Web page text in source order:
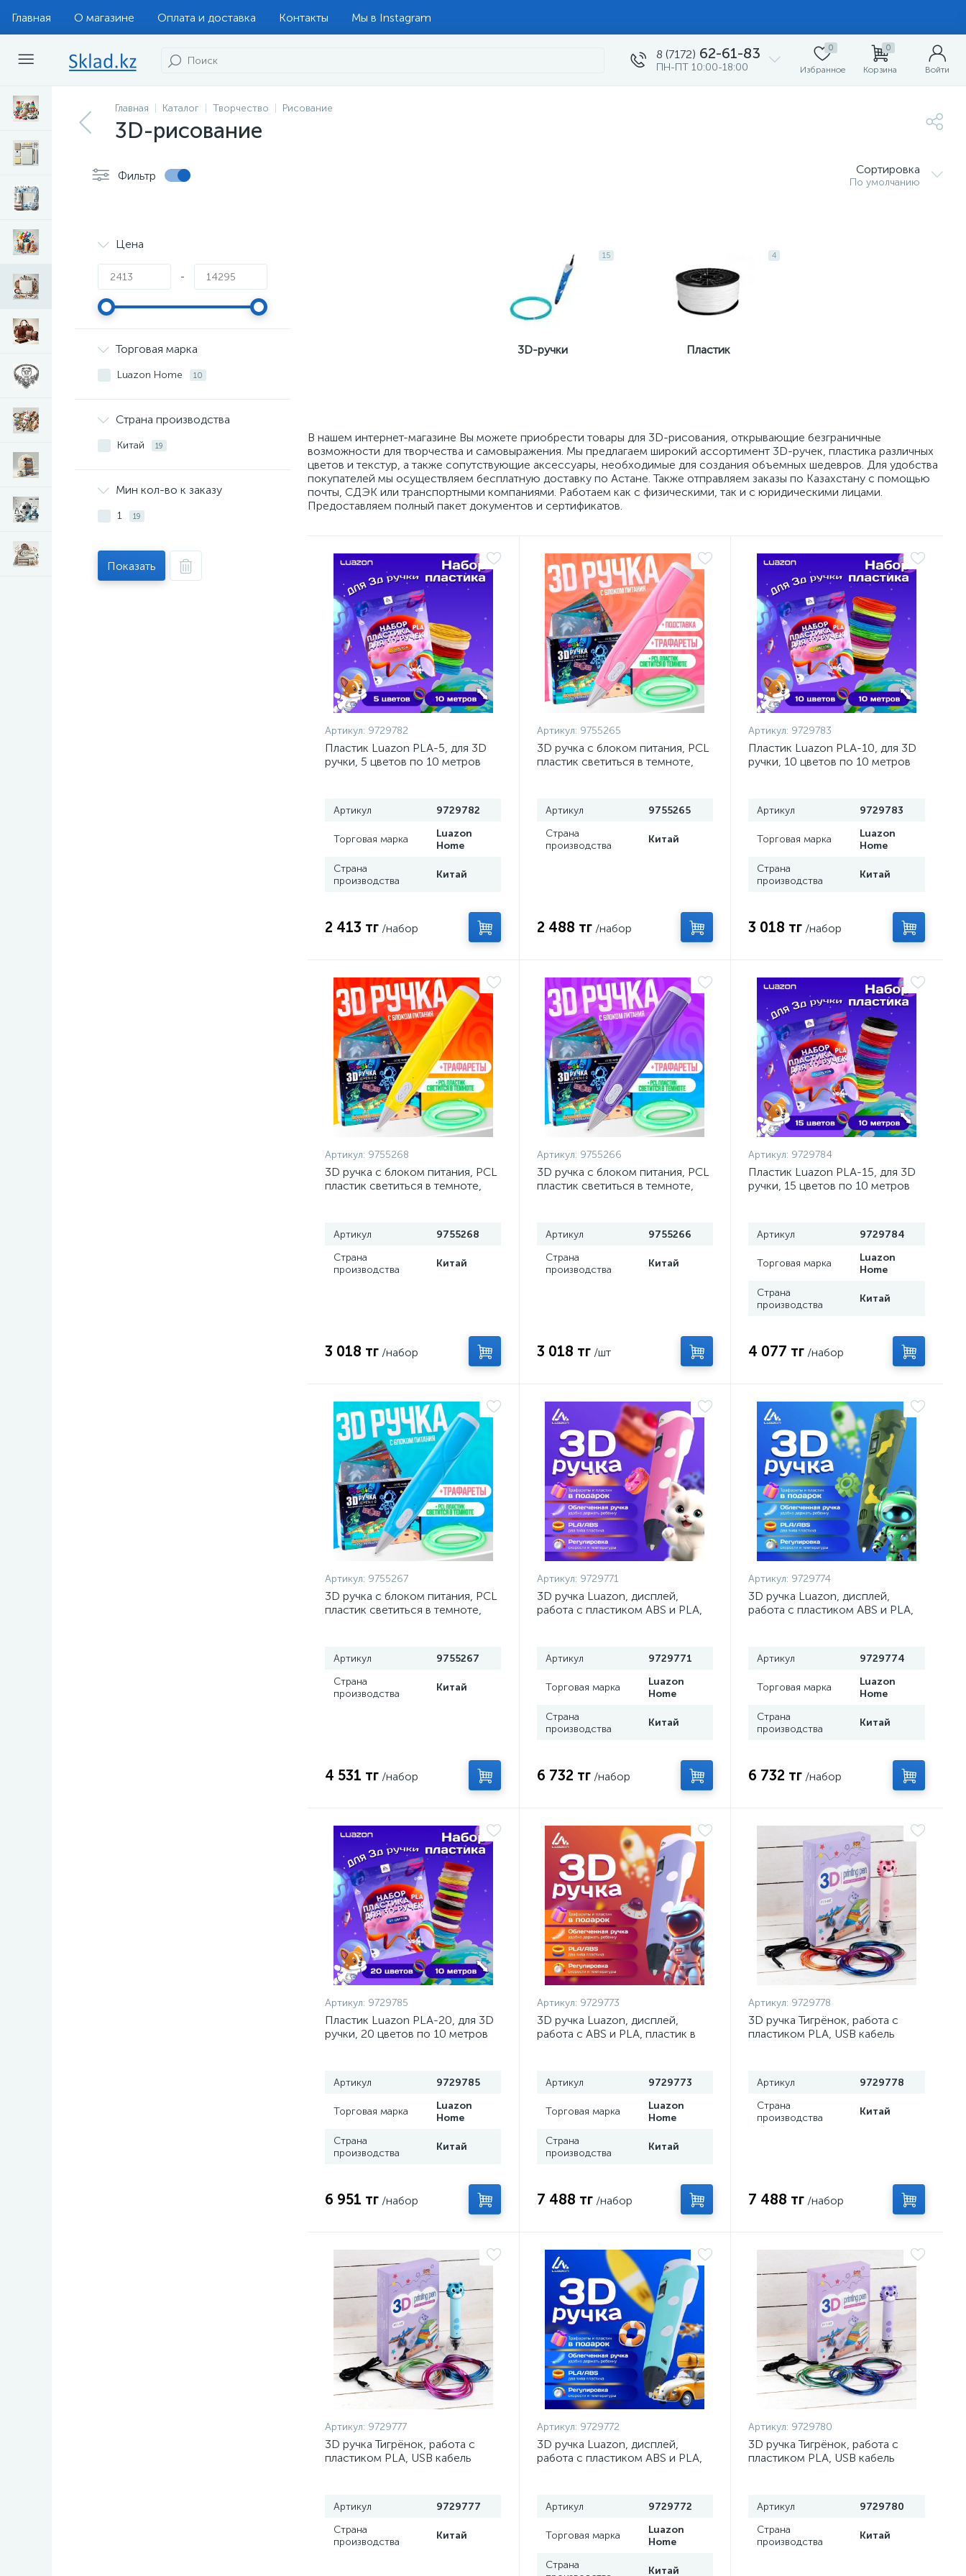
Главная О магазине Оплата и доставка Контакты Мы в Instagram
8 (7172) 62-61-83
ПН-ПТ 10:00-18:00
0
Избранное
0
Корзина Войти
Главная Каталог Творчество Рисование
3D-рисование
Фильтр Сортировка
По умолчанию
Цена
-
Торговая марка
Luazon Home 10
Страна производства
Китай 19
Мин кол-во к заказу
1 19
Показать
15
3D-ручки
4
Пластик
В нашем интернет-магазине Вы можете приобрести товары для 3D-рисования, открывающие безграничные
возможности для творчества и самовыражения. Мы предлагаем широкий ассортимент 3D-ручек, пластика различных
цветов и текстур, а также сопутствующие аксессуары, необходимые для создания объемных шедевров. Для удобства
покупателей мы осуществляем бесплатную доставку по Астане. Также отправляем заказы по Казахстану с помощью
почты, СДЭК или транспортными компаниями. Работаем как с физическими, так и с юридическими лицами.
Предоставляем полный пакет документов и сертификатов.
Артикул: 9729782
Пластик Luazon PLA-5, для 3D
ручки, 5 цветов по 10 метров
Артикул 9729782
Торговая марка
Luazon
Home
Страна
производства
Китай
2 413 тг /набор
Артикул: 9755265
3D ручка с блоком питания, PCL
пластик светиться в темноте,
Артикул
9755265
Страна
производства
Китай
2 488 тг /набор
Артикул: 9729783
Пластик Luazon PLA-10, для 3D
ручки, 10 цветов по 10 метров
Артикул 9729783
Торговая марка
Luazon
Home
Страна
производства
Китай
3 018 тг /набор
Артикул: 9755268
3D ручка с блоком питания, PCL
пластик светиться в темноте,
Артикул
9755268
Страна
производства
Китай
3 018 тг /набор
Артикул: 9755266
3D ручка с блоком питания, PCL
пластик светиться в темноте,
Артикул
9755266
Страна
производства
Китай
3 018 тг /шт
Артикул: 9729784
Пластик Luazon PLA-15, для 3D
ручки, 15 цветов по 10 метров
Артикул 9729784
Торговая марка
Luazon
Home
Страна
производства
Китай
4 077 тг /набор
Артикул: 9755267
3D ручка с блоком питания, PCL
пластик светиться в темноте,
Артикул
9755267
Страна
производства
Китай
4 531 тг /набор
Артикул: 9729771
3D ручка Luazon, дисплей,
работа с пластиком ABS и PLA,
Артикул 9729771
Торговая марка
Luazon
Home
Страна
производства
Китай
6 732 тг /набор
Артикул: 9729774
3D ручка Luazon, дисплей,
работа с пластиком ABS и PLA,
Артикул 9729774
Торговая марка
Luazon
Home
Страна
производства
Китай
6 732 тг /набор
Артикул: 9729785
Пластик Luazon PLA-20, для 3D
ручки, 20 цветов по 10 метров
Артикул 9729785
Торговая марка
Luazon
Home
Страна
производства
Китай
6 951 тг /набор
Артикул: 9729773
3D ручка Luazon, дисплей,
работа с ABS и PLA, пластик в
Артикул 9729773
Торговая марка
Luazon
Home
Страна
производства
Китай
7 488 тг /набор
Артикул: 9729778
3D ручка Тигрёнок, работа с
пластиком PLA, USB кабель
Артикул
9729778
Страна
производства
Китай
7 488 тг /набор
Артикул: 9729777
3D ручка Тигрёнок, работа с
пластиком PLA, USB кабель
Артикул
9729777
Страна
производства
Китай
Артикул: 9729772
3D ручка Luazon, дисплей,
работа с пластиком ABS и PLA,
Артикул 9729772
Торговая марка
Luazon
Home
Страна
Китай
Артикул: 9729780
3D ручка Тигрёнок, работа с
пластиком PLA, USB кабель
Артикул
9729780
Страна
производства
Китай